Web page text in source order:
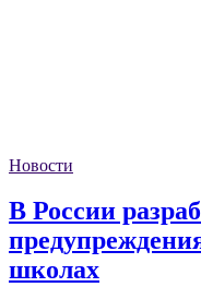
Новости
В России
школах